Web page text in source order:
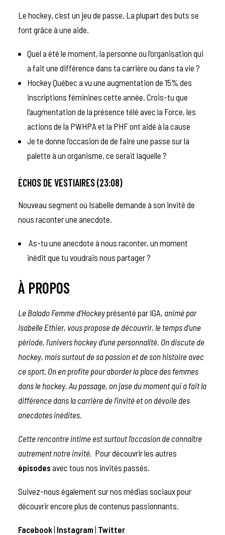
Le hockey, c’est un jeu de passe. La plupart des buts se
font grâce à une aide.
Quel a été le moment, la personne ou l’organisation qui
a fait une différence dans ta carrière ou dans ta vie ?
Hockey Québec a vu une augmentation de 15% des
inscriptions féminines cette année. Crois-tu que
l’augmentation de la présence télé avec la Force, les
actions de la PWHPA et la PHF ont aidé à la cause
Je te donne l’occasion de de faire une passe sur la
palette à un organisme, ce serait laquelle ?
ÉCHOS DE VESTIAIRES (23:08)
Nouveau segment où Isabelle demande à son invité de
nous raconter une anecdote.
As-tu une anecdote à nous raconter, un moment
inédit que tu voudrais nous partager ?
À PROPOS
Le Balado Femme d’Hockeyprésenté par IGA, animé par
Isabelle Ethier, vous propose de découvrir, le temps d’une
période, l’univers hockey d’une personnalité. On discute de
hockey, mais surtout de sa passion et de son histoire avec
ce sport. On en profite pour aborder la place des femmes
dans le hockey. Au passage, on jase du moment qui a fait la
différence dans la carrière de l’invité et on dévoile des
anecdotes inédites.
Cette rencontre intime est surtout l’occasion de connaître
autrement notre invité. Pour découvrir les autres
épisodes avec tous nos invités passés.
Suivez-nous également sur nos médias sociaux pour
découvrir encore plus de contenus passionnants.
Facebook| Instagram | Twitter